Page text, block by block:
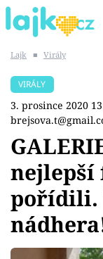
SHOPAHOLICADEL
Témata
Showbyznys
Youtubeři
Lajk ■ Virály
VIRÁLY
3. prosince 2020
nejlepší
pořídili.